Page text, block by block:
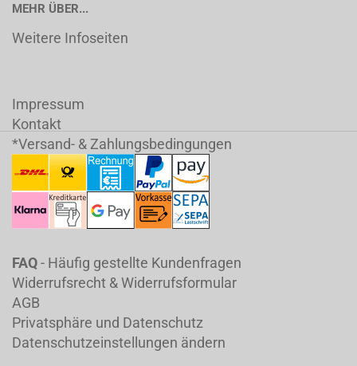
MEHR ÜBER...
Weitere Infoseiten
Impressum
Kontakt
*Versand- & Zahlungsbedingungen
FAQ- Häufig gestellte Kundenfragen
Widerrufsrecht & Widerrufsformular
AGB
Privatsphäre und Datenschutz
Datenschutzeinstellungen ändern